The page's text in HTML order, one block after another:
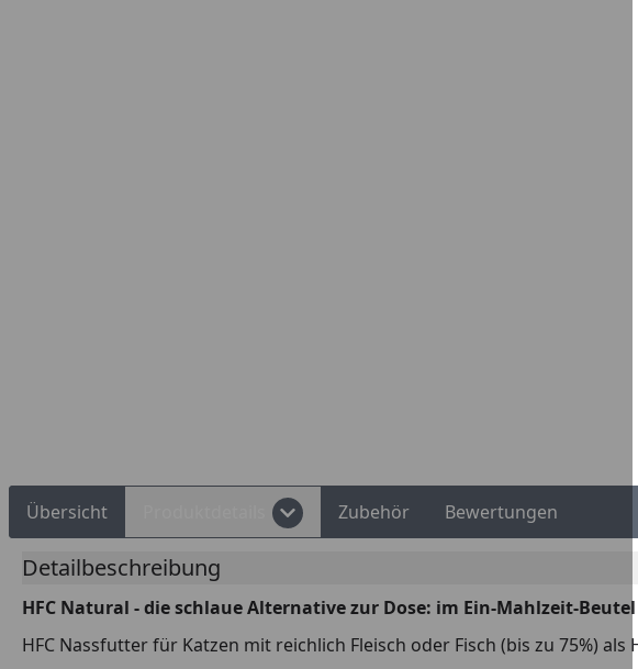
Übersicht Zubehör Bewertungen
Detailbeschreibung
HFC Natural - die schlaue Alternative zur Dose: im Ein-Mahlzeit-Beutel
HFC Nassfutter für Katzen mit reichlich Fleisch oder Fisch (bis zu 75%) als